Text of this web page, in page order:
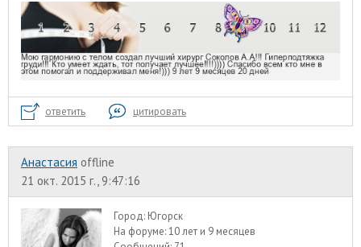
ответить цитировать
Анастасия offline
21 окт. 2015 г., 9:47:16
Город: Югорск
На форуме:10 лет и 9 месяцев